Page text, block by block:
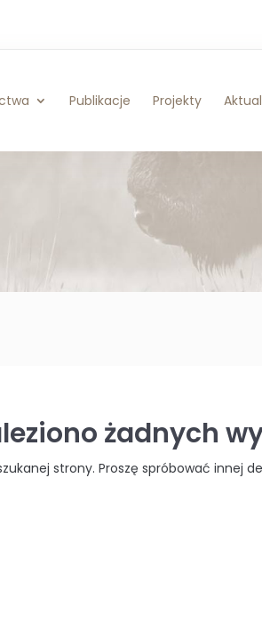
Publikacje Projekty
żadnych
strony. Proszę spróbować innej